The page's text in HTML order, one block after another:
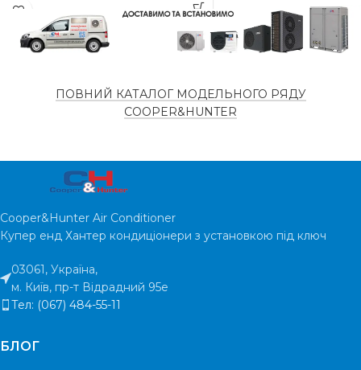
НАЯВНІСТЬ НА
СКЛАДІ
є в
КОМПРЕСОРУ
Інверторний
м²
ГАРАНТІЯ 5 років
РІВЕНЬ ШУМА
СКЛАДІ
ПОВНИЙ КАТАЛОГ МОДЕЛЬНОГО РЯДУ
COOPER&HUNTER
Cooper&Hunter Air Conditioner
Купер енд Хантер кондиціонери з установкою під ключ
03061, Україна,
м. Київ, пр-т Відрадний 95е
Тел: (067) 484-55-11
БЛОГ